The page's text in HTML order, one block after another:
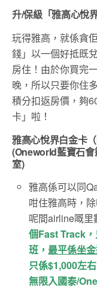
升/保級「雅高心悅
玩得雅高，就係貪
錢」以一個好抵既
房住！由於你買完
晚，所以只要你住
積分扣返房價，夠
卡」啦！
雅高心悅界白金卡（
(Oneworld藍寶石
室)
雅高係可以同
咁住雅高時，
呢間airline嘅里
個Fast Track
班，最平係坐
只係$1,000左
無限入國泰/